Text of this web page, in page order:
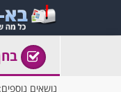
נושאים